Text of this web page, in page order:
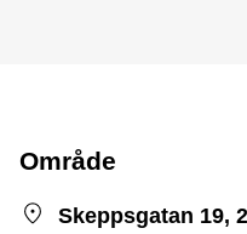
Område
Skeppsgatan 19,